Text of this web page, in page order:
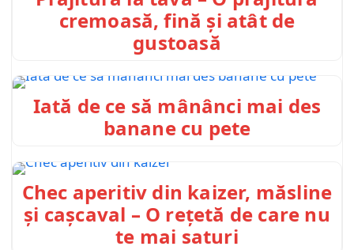
cremoasă, fină și atât de
gustoasă
Iată de ce să mânânci mai des
banane cu pete
Chec aperitiv din kaizer, măsline
și cașcaval – O rețetă de care nu
te mai saturi